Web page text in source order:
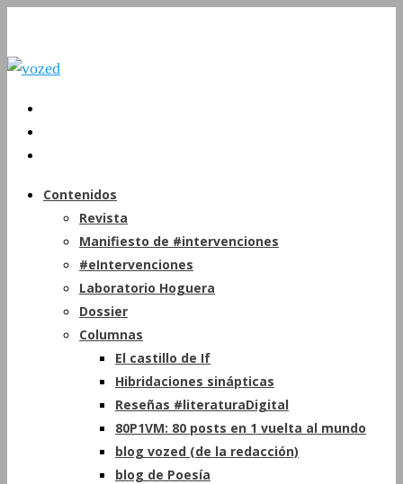
Contenidos
Revista
Manifiesto de #intervenciones
#eIntervenciones
Laboratorio Hoguera
Dossier
Columnas
El castillo de If
Hibridaciones sinápticas
Reseñas #literaturaDigital
80P1VM: 80 posts en 1 vuelta al mundo
blog vozed (de la redacción)
blog de Poesía